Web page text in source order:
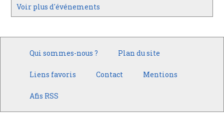
Voir plus d'événements
Qui sommes-nous ? Plan du site
Liens favoris Contact Mentions
Afis RSS